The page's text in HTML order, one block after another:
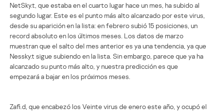
NetSky.t, que estaba en el cuarto lugar hace un mes, ha subido al
segundo lugar. Este es el punto más alto alcanzado por este virus,
desde su aparición en la lista: en febrero subió 15 posiciones, un
record absoluto en los últimos meses. Los datos de marzo
muestran que el salto del mes anterior es ya una tendencia, ya que
Nessky.t sigue subiendo en la lista. Sin embargo, parece que ya ha
alcanzado su punto más alto, y nuestra predicción es que
empezará a bajar en los próximos meses.
Zafi.d, que encabezó los Veinte virus de enero este año, y ocupó el